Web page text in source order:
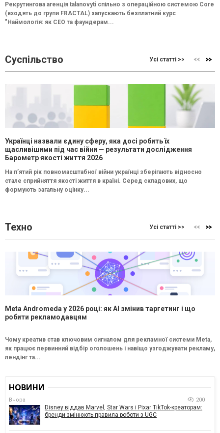
Рекрутингова агенція talanovyti спільно з операційною системою Core
(входять до групи FRACTAL) запускають безплатний курс
"Наймологія: як СEO та фаундерам...
Суспільство Усі статті >>
Українці назвали єдину сферу, яка досі робить їх
щасливішими під час війни — результати дослідження
Барометр якості життя 2026
На п’ятий рік повномасштабної війни українці зберігають відносно
стале сприйняття якості життя в країні. Серед складових, що
формують загальну оцінку...
Техно Усі статті >>
Meta Andromeda у 2026 році: як AI змінив таргетинг і що
робити рекламодавцям
Чому креатив став ключовим сигналом для рекламної системи Meta,
як працює первинний відбір оголошень і навіщо узгоджувати рекламу,
лендінг та...
НОВИНИ
Вчора 200
Disney віддав Marvel, Star Wars і Pixar TikTok-креаторам:
бренди змінюють правила роботи з UGC